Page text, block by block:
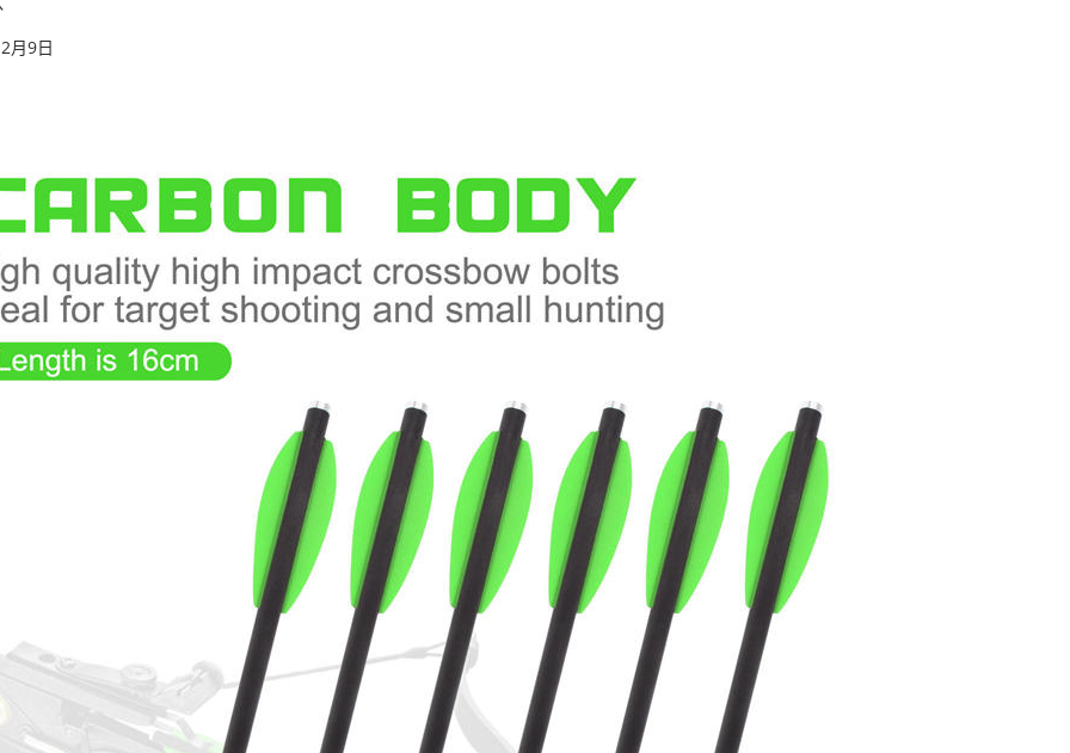
月9日